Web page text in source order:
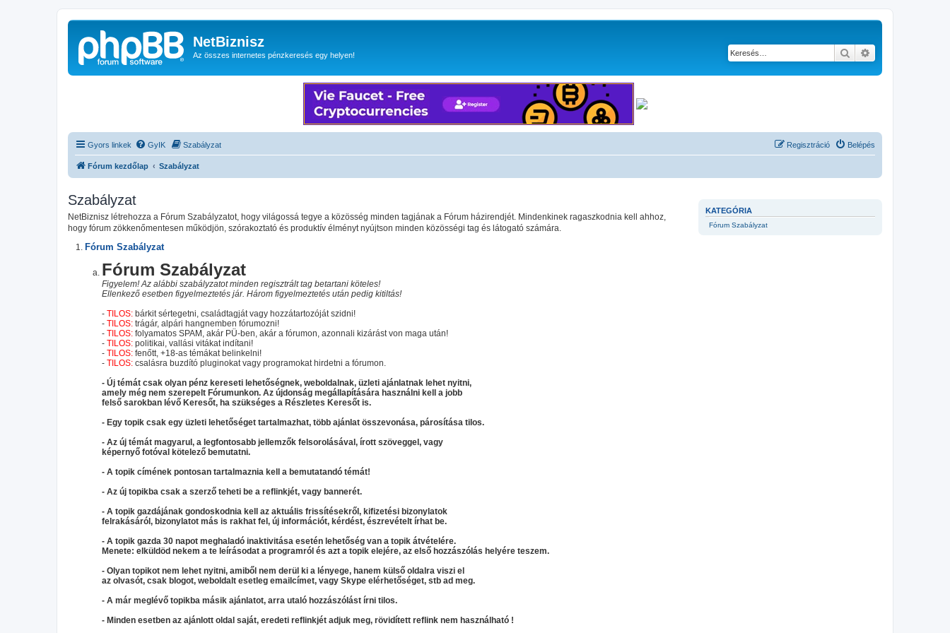
NetBiznisz
Az összes internetes pénzkeresés egy helyen! Keresés
Gyors linkek GyIK Szabályzat Belépés
Regisztráció
Fórum kezdőlap Szabályzat
KATEGÓRIA
Fórum Szabályzat
Szabályzat
NetBiznisz létrehozza a Fórum Szabályzatot, hogy világossá tegye a közösség minden tagjának a Fórum házirendjét. Mindenkinek ragaszkodnia kell ahhoz,
hogy fórum zökkenőmentesen működjön, szórakoztató és produktív élményt nyújtson minden közösségi tag és látogató számára.
Fórum Szabályzat
Fórum Szabályzat
Figyelem! Az alábbi szabályzatot minden regisztrált tag betartani köteles!
Ellenkező esetben figyelmeztetés jár. Három figyelmeztetés után pedig kitiltás!
- TILOS: bárkit sértegetni, családtagját vagy hozzátartozóját szidni!
- TILOS: trágár, alpári hangnemben fórumozni!
- TILOS: folyamatos SPAM, akár PÜ-ben, akár a fórumon, azonnali kizárást von maga után!
- TILOS: politikai, vallási vitákat indítani!
- TILOS: fenőtt, +18-as témákat belinkelni!
- TILOS: csalásra buzdító pluginokat vagy programokat hirdetni a fórumon.
- Új témát csak olyan pénz kereseti lehetőségnek, weboldalnak, üzleti ajánlatnak lehet nyitni,
amely még nem szerepelt Fórumunkon. Az újdonság megállapítására használni kell a jobb
felső sarokban lévő Keresőt, ha szükséges a Részletes Keresőt is.
- Egy topik csak egy üzleti lehetőséget tartalmazhat, több ajánlat összevonása, párosítása tilos.
- Az új témát magyarul, a legfontosabb jellemzők felsorolásával, írott szöveggel, vagy
képernyő fotóval kötelező bemutatni.
- A topik címének pontosan tartalmaznia kell a bemutatandó témát!
- Az új topikba csak a szerző teheti be a reflinkjét, vagy bannerét.
- A topik gazdájának gondoskodnia kell az aktuális frissítésekről, kifizetési bizonylatok
felrakásáról, bizonylatot más is rakhat fel, új információt, kérdést, észrevételt írhat be.
- A topik gazda 30 napot meghaladó inaktivitása esetén lehetőség van a topik átvételére.
Menete: elküldöd nekem a te leírásodat a programról és azt a topik elejére, az első hozzászólás helyére teszem.
- Olyan topikot nem lehet nyitni, amiből nem derül ki a lényege, hanem külső oldalra viszi el
az olvasót, csak blogot, weboldalt esetleg emailcímet, vagy Skype elérhetőséget, stb ad meg.
- A már meglévő topikba másik ajánlatot, arra utaló hozzászólást írni tilos.
- Minden esetben az ajánlott oldal saját, eredeti reflinkjét adjuk meg, rövidített reflink nem használható !